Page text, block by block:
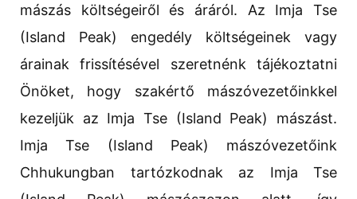
mászás költségeiről és áráról. Az Imja Tse
(Island Peak) engedély költségeinek vagy
árainak frissítésével szeretnénk tájékoztatni
Önöket, hogy szakértő mászóvezetőinkkel
kezeljük az Imja Tse (Island Peak) mászást.
Imja Tse (Island Peak) mászóvezetőink
Chhukungban tartózkodnak az Imja Tse